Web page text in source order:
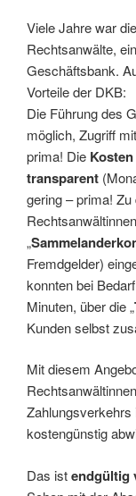
Viele Jahre war
Rechtsanwälte,
Geschäftsbank.
Vorteile der DKB:
Die Führung des
möglich, Zugriff mit
prima! Die Kosten
transparent
gering – prima!
„
Fremdgelder)
konnten bei
Minuten, über die „
Kunden selbst
Mit diesem
kostengünstig
Das istendgültig